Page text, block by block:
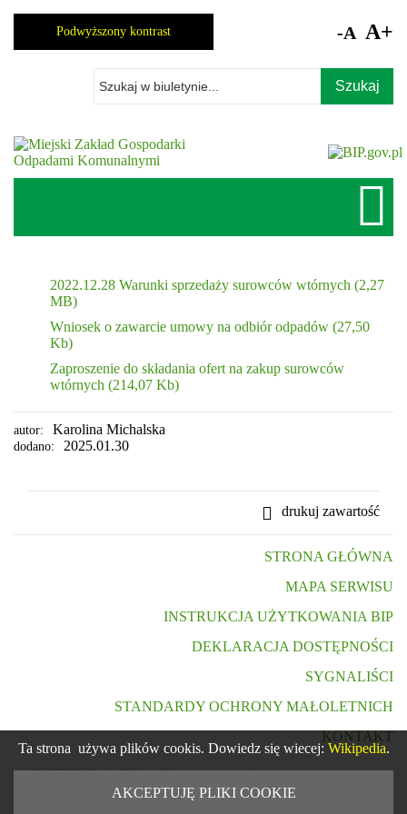
zawartości
Podwyższony kontrast -A A+
szukaną
frazę
2022.12.28 Warunki sprzedaży surowców wtórnych (2,27
MB)
Wniosek o zawarcie umowy na odbiór odpadów (27,50
Kb)
Zaproszenie do składania ofert na zakup surowców
wtórnych (214,07 Kb)
autor: Karolina Michalska
dodano: 2025.01.30
drukuj zawartość
STRONA GŁÓWNA
MAPA SERWISU
INSTRUKCJA UŻYTKOWANIA BIP
DEKLARACJA DOSTĘPNOŚCI
SYGNALIŚCI
STANDARDY OCHRONY MAŁOLETNICH
KONTAKT
(c) © MZGO Konin. Wszystkie prawa zastrzeżone
Ta strona używa plików cookis. Dowiedz się wiecej: Wikipedia.
AKCEPTUJĘ PLIKI COOKIE